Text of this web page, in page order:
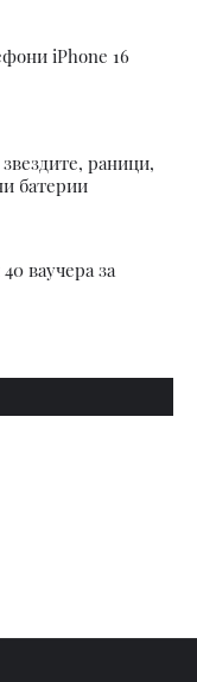
iPhone 16
раници,
батерии
ваучера за